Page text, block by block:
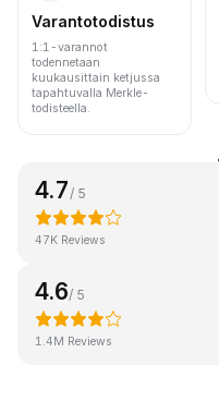
Varantotodistus
1:1-varannot
todennetaan
kuukausittain ketjussa
tapahtuvalla Merkle-
todisteella.
4.7 / 5
47K Reviews
4.6/ 5
1.4M Reviews